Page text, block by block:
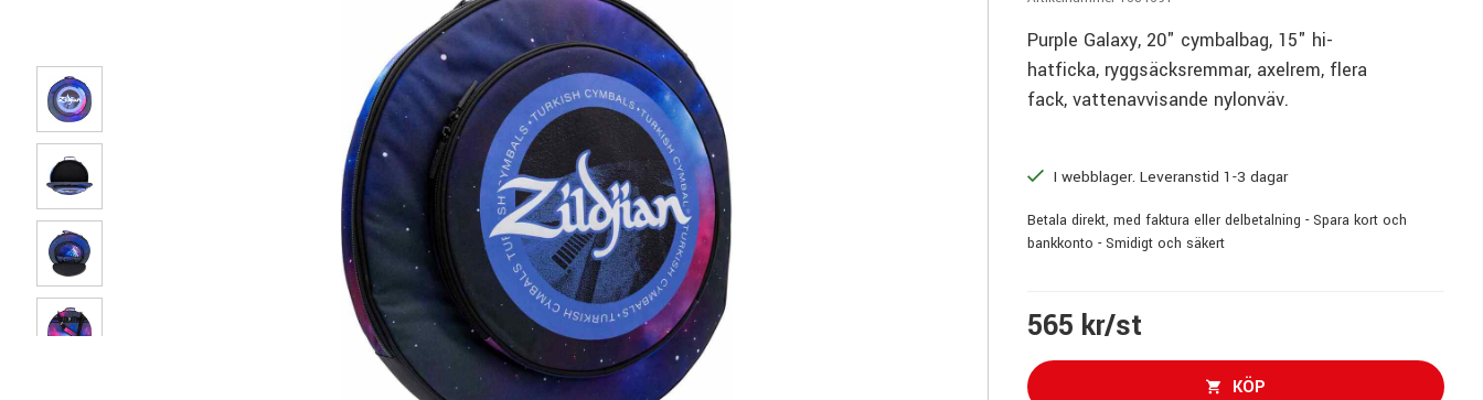
Purple Galaxy, 20" cymbalbag, 15" hi-
hatficka, ryggsäcksremmar, axelrem, flera
fack, vattenavvisande nylonväv.
I webblager. Leveranstid 1-3 dagar
Betala direkt, med faktura eller delbetalning - Spara kort och
bankkonto - Smidigt och säkert
565 kr/st
KÖP